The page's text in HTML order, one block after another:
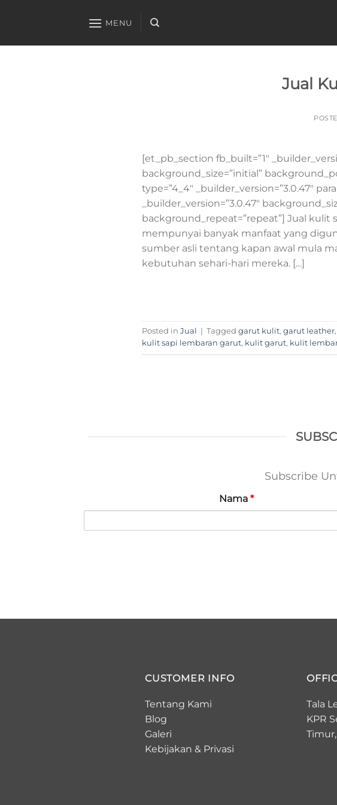
MENU
Jual
[et_pb_section fb_built=”1″
background_size=”initial”
type=”4_4″ _builder_version=”3.0.47″
_builder_version=”3.0.47″
background_repeat=”repeat”] Jual kulit
mempunyai banyak manfaat yang
sumber asli tentang kapan awal mula
kebutuhan sehari-hari mereka. […]
Posted in Jual | Tagged garut kulit, garut leather,
kulit sapi lembaran garut, kulit garut, kulit
Subscribe
Nama *
CUSTOMER INFO
Tentang Kami
Blog
Galeri
Kebijakan & Privasi
Tala
KPR
Timur,